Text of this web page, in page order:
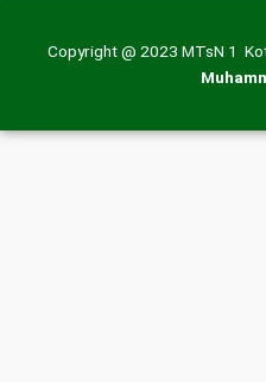
Copyright @ 2023 MTsN 1